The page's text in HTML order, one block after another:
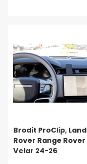
Brodit ProClip, Land
Rover Range Rover
Velar 24-26